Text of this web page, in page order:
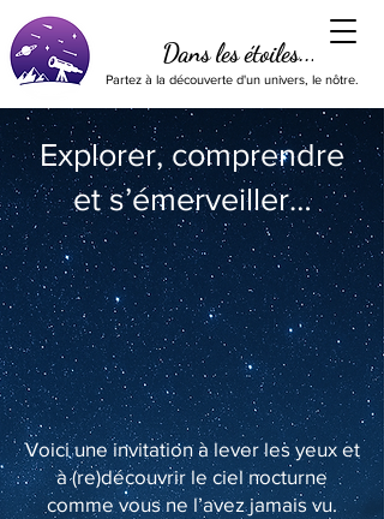
Dans les étoiles...
Partez à la découverte d'un univers, le nôtre.
Explorer, comprendre
et s’émerveiller…
Voici une invitation à lever les yeux et
à (re)découvrir le ciel nocturne
comme vous ne l’avez jamais vu.